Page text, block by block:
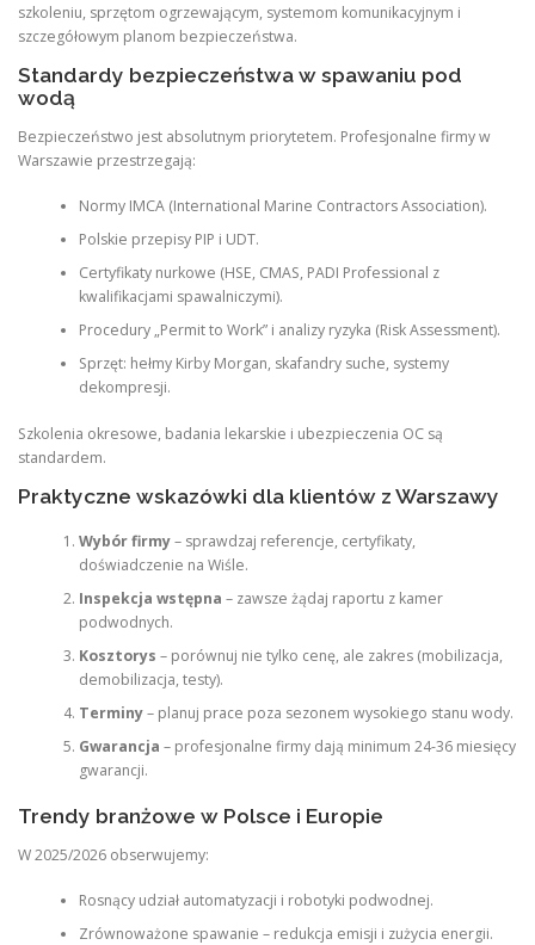
szkoleniu, sprzętom ogrzewającym, systemom komunikacyjnym i
szczegółowym planom bezpieczeństwa.
Standardy bezpieczeństwa w spawaniu pod
wodą
Bezpieczeństwo jest absolutnym priorytetem. Profesjonalne firmy w
Warszawie przestrzegają:
Normy IMCA (International Marine Contractors Association).
Polskie przepisy PIP i UDT.
Certyfikaty nurkowe (HSE, CMAS, PADI Professional z
kwalifikacjami spawalniczymi).
Procedury „Permit to Work” i analizy ryzyka (Risk Assessment).
Sprzęt: hełmy Kirby Morgan, skafandry suche, systemy
dekompresji.
Szkolenia okresowe, badania lekarskie i ubezpieczenia OC są
standardem.
Praktyczne wskazówki dla klientów z Warszawy
Wybór firmy– sprawdzaj referencje, certyfikaty,
doświadczenie na Wiśle.
Inspekcja wstępna – zawsze żądaj raportu z kamer
podwodnych.
Kosztorys – porównuj nie tylko cenę, ale zakres (mobilizacja,
demobilizacja, testy).
Terminy– planuj prace poza sezonem wysokiego stanu wody.
Gwarancja – profesjonalne firmy dają minimum 24-36 miesięcy
gwarancji.
Trendy branżowe w Polsce i Europie
W 2025/2026 obserwujemy:
Rosnący udział automatyzacji i robotyki podwodnej.
Zrównoważone spawanie – redukcja emisji i zużycia energii.